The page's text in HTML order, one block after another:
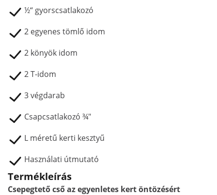
½“ gyorscsatlakozó
2 egyenes tömlő idom
2 könyök idom
2 T-idom
3 végdarab
Csapcsatlakozó ¾"
L méretű kerti kesztyű
Használati útmutató
Termékleírás
Csepegtető cső az egyenletes kert öntözésért